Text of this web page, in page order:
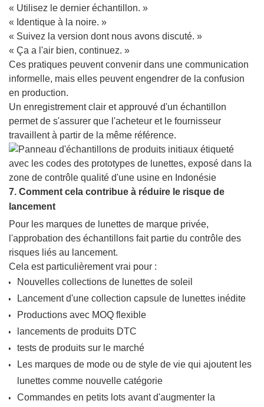
« Utilisez le dernier échantillon. »
« Identique à la noire. »
« Suivez la version dont nous avons discuté. »
« Ça a l'air bien, continuez. »
Ces pratiques peuvent convenir dans une communication
informelle, mais elles peuvent engendrer de la confusion
en production.
Un enregistrement clair et approuvé d'un échantillon
permet de s'assurer que l'acheteur et le fournisseur
travaillent à partir de la même référence.
7. Comment cela contribue à réduire le risque de
lancement
Pour les marques de lunettes de marque privée,
l'approbation des échantillons fait partie du contrôle des
risques liés au lancement.
Cela est particulièrement vrai pour :
Nouvelles collections de lunettes de soleil
Lancement d'une collection capsule de lunettes inédite
Productions avec MOQ flexible
lancements de produits DTC
tests de produits sur le marché
Les marques de mode ou de style de vie qui ajoutent les
lunettes comme nouvelle catégorie
Commandes en petits lots avant d'augmenter la